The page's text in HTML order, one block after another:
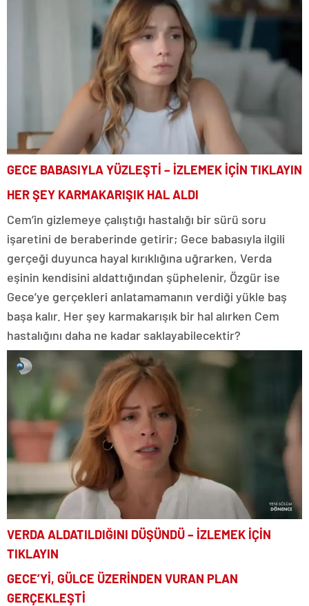
GECE BABASIYLA YÜZLEŞTİ – İZLEMEK İÇİN TIKLAYIN
HER ŞEY KARMAKARIŞIK HAL ALDI
Cem’in gizlemeye çalıştığı hastalığı bir sürü soru
işaretini de beraberinde getirir; Gece babasıyla ilgili
gerçeği duyunca hayal kırıklığına uğrarken, Verda
eşinin kendisini aldattığından şüphelenir, Özgür ise
Gece’ye gerçekleri anlatamamanın verdiği yükle baş
başa kalır. Her şey karmakarışık bir hal alırken Cem
hastalığını daha ne kadar saklayabilecektir?
VERDA ALDATILDIĞINI DÜŞÜNDÜ – İZLEMEK İÇİN
TIKLAYIN
GECE’Yİ, GÜLCE ÜZERİNDEN VURAN PLAN
GERÇEKLEŞTİ